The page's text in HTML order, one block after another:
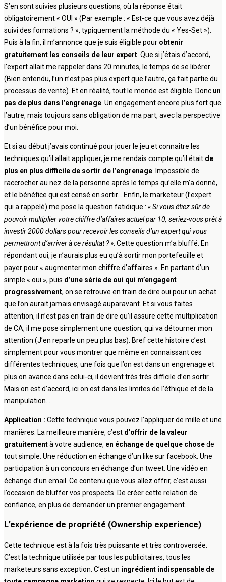
S’en sont suivies plusieurs questions, où la réponse était
obligatoirement « OUI » (Par exemple : « Est-ce que vous avez déjà
suivi des formations ? », typiquement la méthode du « Yes-Set »).
Puis à la fin, il m’annonce que je suis éligible pour obtenir
gratuitement les conseils de leur expert . Que si j’étais d’accord,
l’expert allait me rappeler dans 20 minutes, le temps de se libérer
(Bien entendu, l’un n’est pas plus expert que l’autre, ça fait partie du
processus de vente). Et en réalité, tout le monde est éligible. Donc un
pas de plus dans l’engrenage . Un engagement encore plus fort que
l’autre, mais toujours sans obligation de ma part, avec la perspective
d’un bénéfice pour moi.
Et si au début j’avais continué pour jouer le jeu et connaître les
techniques qu’il allait appliquer, je me rendais compte qu’il était de
plus en plus difficile de sortir de l’engrenage . Impossible de
raccrocher au nez de la personne après le temps qu’elle m’a donné,
et le bénéfice qui est censé en sortir… Enfin, le marketeur (l’expert
qui a rappelé) me pose la question fatidique : « Si vous étiez sûr de
pouvoir multiplier votre chiffre d’affaires actuel par 10, seriez-vous prêt à
investir 2000 dollars pour recevoir les conseils d’un expert qui vous
permettront d’arriver à ce résultat ? » . Cette question m’a bluffé. En
répondant oui, je n’aurais plus eu qu’à sortir mon portefeuille et
payer pour « augmenter mon chiffre d’affaires ». En partant d’un
simple « oui », puis d’une série de oui qui m’engagent
progressivement, on se retrouve en train de dire oui pour un achat
que l’on aurait jamais envisagé auparavant. Et si vous faites
attention, il n’est pas en train de dire qu’il assure cette multiplication
de CA, il me pose simplement une question, qui va détourner mon
attention (J’en reparle un peu plus bas). Bref cette histoire c’est
simplement pour vous montrer que même en connaissant ces
différentes techniques, une fois que l’on est dans un engrenage et
plus on avance dans celui-ci, il devient très très difficile d’en sortir.
Mais on est d’accord, ici on est dans les limites de l’éthique et de la
manipulation…
Application : Cette technique vous pouvez l’appliquer de mille et une
manières. La meilleure manière, c’est d’offrir de la valeur
gratuitementà votre audience, en échange de quelque chosede
tout simple. Une réduction en échange d’un like sur facebook. Une
participation à un concours en échange d’un tweet. Une vidéo en
échange d’un email. Ce contenu que vous allez offrir, c’est aussi
l’occasion de bluffer vos prospects. De créer cette relation de
confiance, en plus de demander un premier engagement.
L’expérience de propriété (Ownership experience)
Cette technique est à la fois très puissante et très controversée.
C’est la technique utilisée par tous les publicitaires, tous les
marketeurs sans exception. C’est un ingrédient indispensable de